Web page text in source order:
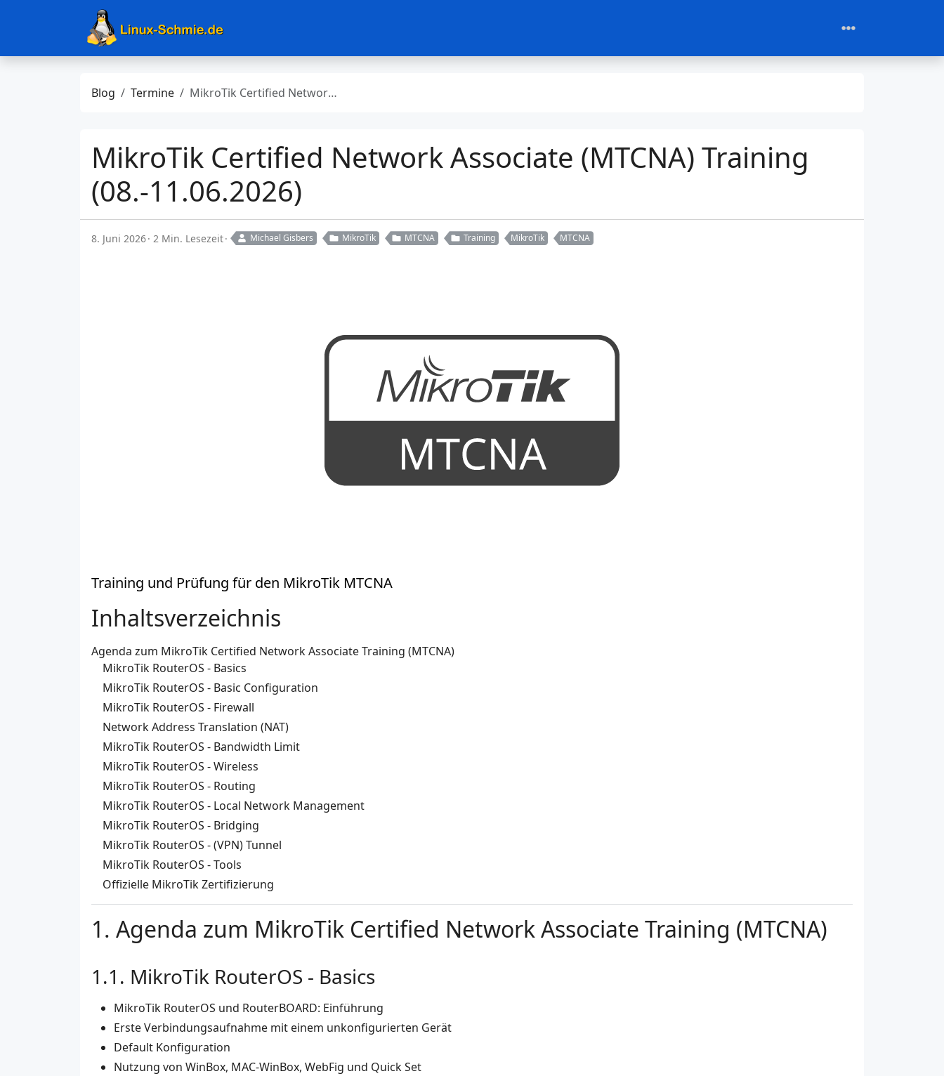
Blog Termine MikroTik Certified Network Associate (MTCNA) Training (08.-11.06.2026)
MikroTik Certified Network Associate (MTCNA) Training
(08.-11.06.2026)
8. Juni 2026 2 Min. Lesezeit Michael Gisbers MikroTik MTCNA Training MikroTik MTCNA
Training und Prüfung für den MikroTik MTCNA
Inhaltsverzeichnis
Agenda zum MikroTik Certified Network Associate Training (MTCNA)
MikroTik RouterOS - Basics
MikroTik RouterOS - Basic Configuration
MikroTik RouterOS - Firewall
Network Address Translation (NAT)
MikroTik RouterOS - Bandwidth Limit
MikroTik RouterOS - Wireless
MikroTik RouterOS - Routing
MikroTik RouterOS - Local Network Management
MikroTik RouterOS - Bridging
MikroTik RouterOS - (VPN) Tunnel
MikroTik RouterOS - Tools
Offizielle MikroTik Zertifizierung
Agenda zum MikroTik Certified Network Associate Training (MTCNA)
MikroTik RouterOS - Basics
MikroTik RouterOS und RouterBOARD: Einführung
Erste Verbindungsaufnahme mit einem unkonfigurierten Gerät
Default Konfiguration
Nutzung von WinBox, MAC-WinBox, WebFig und Quick Set